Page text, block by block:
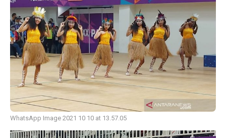
WhatsApp Image 2021 10 10 at 13.57.05